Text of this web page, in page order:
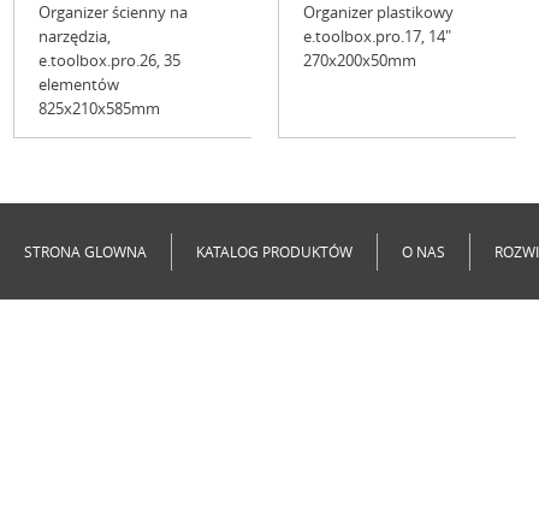
Organizer ścienny na
narzędzia,
e.toolbox.pro.26, 35
elementów
825x210x585mm
Organizer plastikowy
e.toolbox.pro.17, 14"
270x200x50mm
STRONA GLOWNA KATALOG PRODUKTÓW O NAS